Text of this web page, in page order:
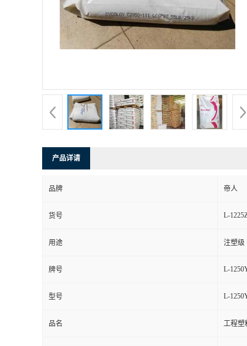
产品详请
品牌 帝人
货号 L-
用途 注塑级
牌号 L-
型号 L-
品名 工程塑